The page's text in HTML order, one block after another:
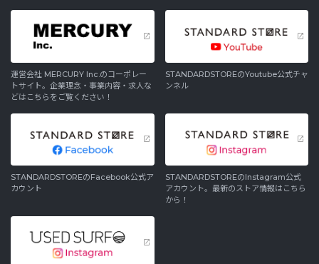
運営会社 MERCURY Inc.のコーポレー
トサイト。企業理念・事業内容・求人な
どはこちらをご覧ください！
STANDARDSTOREのYoutube公式チャ
ンネル
STANDARDSTOREのFacebook公式ア
カウント
STANDARDSTOREのInstagram公式
アカウント。最新のストア情報はこちら
から！